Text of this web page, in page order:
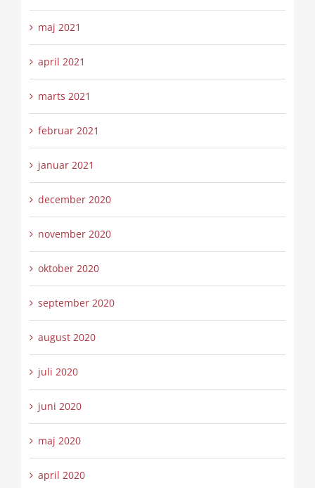
maj 2021
april 2021
marts 2021
februar 2021
januar 2021
december 2020
november 2020
oktober 2020
september 2020
august 2020
juli 2020
juni 2020
maj 2020
april 2020